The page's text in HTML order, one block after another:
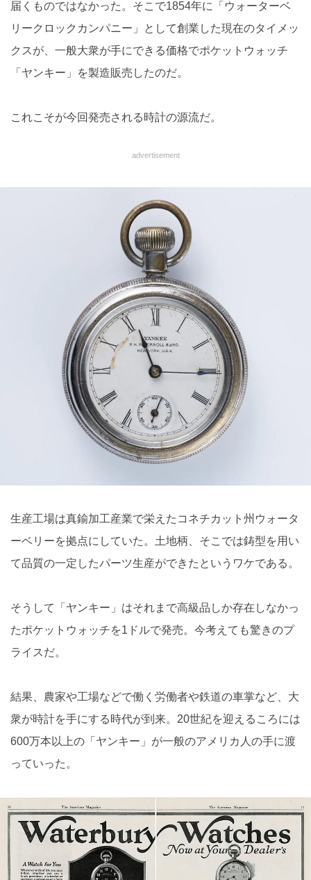
届くものではなかった。そこで1854年に「ウォーターベ
リークロックカンパニー」として創業した現在のタイメッ
クスが、一般大衆が手にできる価格でポケットウォッチ
「ヤンキー」を製造販売したのだ。
これこそが今回発売される時計の源流だ。
advertisement
生産工場は真鍮加工産業で栄えたコネチカット州ウォータ
ーベリーを拠点にしていた。土地柄、そこでは鋳型を用い
て品質の一定したパーツ生産ができたというワケである。
そうして「ヤンキー」はそれまで高級品しか存在しなかっ
たポケットウォッチを1ドルで発売。今考えても驚きのプ
ライスだ。
結果、農家や工場などで働く労働者や鉄道の車掌など、大
衆が時計を手にする時代が到来。20世紀を迎えるころには
600万本以上の「ヤンキー」が一般のアメリカ人の手に渡
っていった。